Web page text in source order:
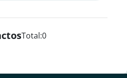
Total:0